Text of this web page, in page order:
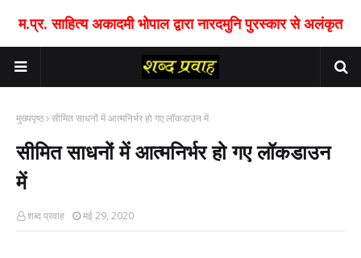
म.प्र. साहित्य अकादमी भोपाल द्वारा नारदमुनि पुरस्कार से अलंकृत
मुख्यपृष्ठ सीमित साधनों में आत्मनिर्भर हो गए लॉकडाउन में
सीमित साधनों में आत्मनिर्भर हो गए लॉकडाउन
में
शब्द प्रवाह मई 29, 2020